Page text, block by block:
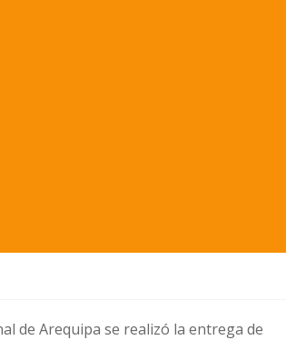
de Arequipa se realizó la entrega de